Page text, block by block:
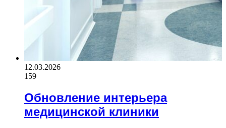
12.03.2026
159
Обновление интерьера
медицинской клиники